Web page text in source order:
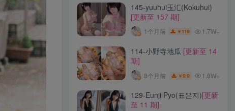
145-yuuhui玉汇(Kokuhui)
[更新至 157 期]
1个月前 ￥ 119 1.7W+
114-小野寺地瓜 [更新至 14
期]
8个月前 ￥9.9 1.8W+
129-Eunji Pyo(표은지)[更新
至 11 期]
黑馆晴奈
黑靡烟旗袍 黑钻兔子
黑金
黑贞德泳装
黑贞兔子
黑见茜香
黑见芹香
黑裤妹
热门推荐
예은)[更新至 72 期]